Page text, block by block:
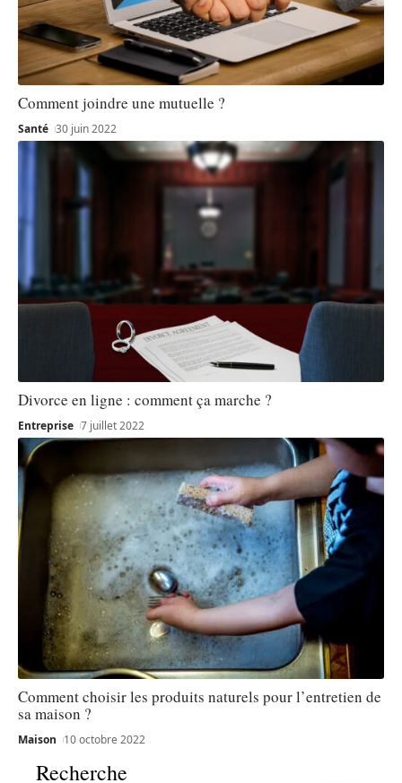
Comment joindre une mutuelle ?
Santé 30 juin 2022
Divorce en ligne : comment ça marche ?
Entreprise 7 juillet 2022
Comment choisir les produits naturels pour l’entretien de
sa maison ?
Maison 10 octobre 2022
Recherche